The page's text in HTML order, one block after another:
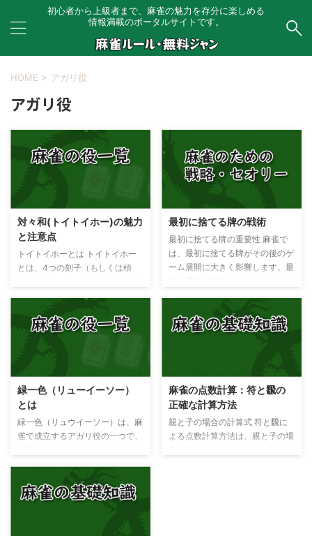
初心者から上級者まで、麻雀の魅力を存分に楽しめる
情報満載のポータルサイトです。
HOME > アガリ役
アガリ役
対々和(トイトイホー)の魅力
と注意点
トイトイホーとは トイトイホー
とは、4つの刻子（もしくは槓
ン、カンしても大丈夫なので作り
やすい手となります。 ポン ポン
ポンして作れるので、配牌の時に
字牌の対子（トイツ）が多い時、
てみるのもいいと思います。 ポ
ンせずにこの形を作ってツモであ
がれば、四暗刻という役満となり
ます。 こんな役との複合が可能
です。 タンヤオとの複合・・・
ポン ポン ポン ホントウ ...
最初に捨てる牌の戦術
最初に捨てる牌の重要性 麻雀で
は、最初に捨てる牌がその後のゲ
ーム展開に大きく影響します。最
を考えることが重要です。 最初
に捨てる牌の例 １順目 東家
ドラ 上記の例では、ホンイツ
の可能性が高いと考えられます。
孤立している北と南が目に付きま
すが、効率の悪いペンチャン形の
待ちしかない1萬と1筒も捨て候補
として考慮しましょう。 麻雀は
スピード性が要求されるゲームで
あり、瞬時に答えを導き出すこと
緑一色（リューイーソー）
とは
緑一色（リュウイーソー）は、麻
雀で成立するアガリ役の一つで、
ラ）したときに達成されます。
と この役は、牌がすべて緑色で
あることからオールグリーンとも
呼ばれています。緑一色は、清老
頭と同じく6種類の牌しか使えな
麻雀の点数計算：符と飜の
正確な計算方法
親と子の場合の計算式 符と飜に
よる点数計算方法は、親と子の場